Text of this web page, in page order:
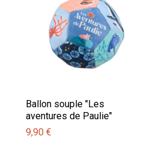
Ballon souple "Les
aventures de Paulie"
9,90 €